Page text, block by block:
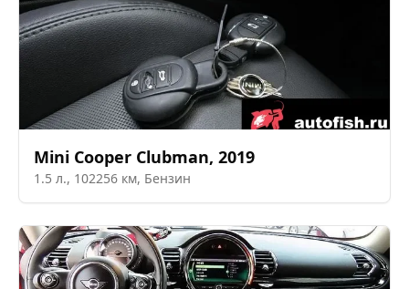
Mini Cooper Clubman, 2019
1.5 л., 102256 км, Бензин